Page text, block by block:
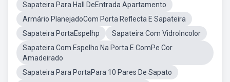
Sapateira Para Hall DeEntrada Apartamento
Armário PlanejadoCom Porta Reflecta E Sapateira
Sapateira PortaEspelhp
Sapateira Com VidroIncolor
Sapateira Com Espelho Na Porta E ComPe Cor
Amadeirado
Sapateira Para PortaPara 10 Pares De Sapato